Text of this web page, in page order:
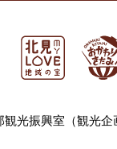
光振興室（観光企